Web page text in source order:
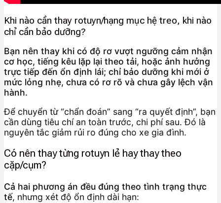
Khi nào cần thay rotuyn/hạng mục hệ treo, khi nào
chỉ cần bảo dưỡng?
Bạn nên thay khi có độ rơ vượt ngưỡng cảm nhận
cơ học, tiếng kêu lặp lại theo tải, hoặc ảnh hưởng
trực tiếp đến ổn định lái; chỉ bảo dưỡng khi mới ở
mức lỏng nhẹ, chưa có rơ rõ và chưa gây lệch vận
hành.
Để chuyển từ “chẩn đoán” sang “ra quyết định”, bạn
cần dùng tiêu chí an toàn trước, chi phí sau. Đó là
nguyên tắc giảm rủi ro đúng cho xe gia đình.
Có nên thay từng rotuyn lẻ hay thay theo
cặp/cụm?
Cả hai phương án đều đúng theo tình trạng thực
tế, nhưng xét độ ổn định dài hạn: